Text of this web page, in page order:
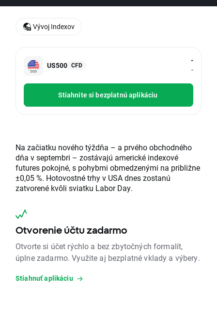
US500 CFD
-
-
Stiahnite si bezplatnú aplikáciu
Na začiatku nového týždňa – a prvého obchodného
dňa v septembri – zostávajú americké indexové
futures pokojné, s pohybmi obmedzenými na približne
±0,05 %. Hotovostné trhy v USA dnes zostanú
zatvorené kvôli sviatku Labor Day.
Otvorenie účtu zadarmo
Otvorte si účet rýchlo a bez zbytočných formalít,
úplne zadarmo. Využite aj bezplatné vklady a výbery.
Stiahnuť aplikáciu
Vývoj Indexov